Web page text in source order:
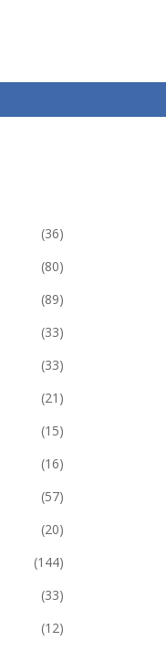
(36)
(80)
(89)
(33)
(33)
(21)
(15)
(16)
(57)
(20)
(144)
(33)
(12)